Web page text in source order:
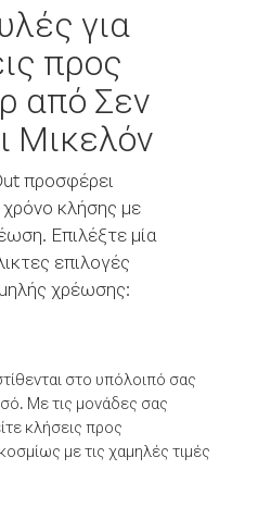
για
προς
από Σεν
Μικελόν
προσφέρει
κλήσης με
Επιλέξτε μία
επιλογές
χρέωσης:
στο υπόλοιπό σας
Με τις μονάδες σας
κλήσεις προς
με τις χαμηλές τιμές